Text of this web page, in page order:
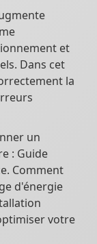
et
Dans cet
la
un
: Guide
Comment
d'énergie
votre